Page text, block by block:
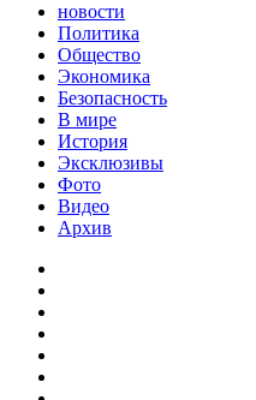
новости
Политика
Общество
Экономика
Безопасность
В мире
История
Эксклюзивы
Фото
Видео
Архив